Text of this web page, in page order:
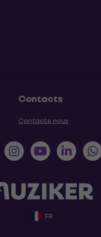
Contacts
Contacte nous
FR